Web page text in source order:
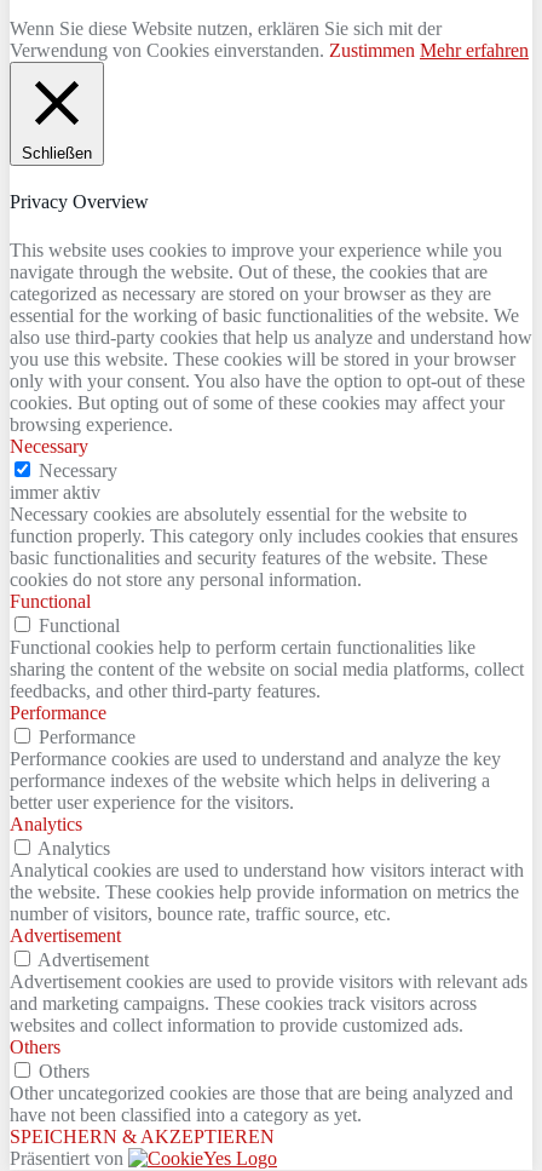
Wenn Sie diese Website nutzen, erklären Sie sich mit der
Verwendung von Cookies einverstanden. Zustimmen Mehr erfahren
Schließen
Privacy Overview
This website uses cookies to improve your experience while you
navigate through the website. Out of these, the cookies that are
categorized as necessary are stored on your browser as they are
essential for the working of basic functionalities of the website. We
also use third-party cookies that help us analyze and understand how
you use this website. These cookies will be stored in your browser
only with your consent. You also have the option to opt-out of these
cookies. But opting out of some of these cookies may affect your
browsing experience.
Necessary
Necessary
immer aktiv
Necessary cookies are absolutely essential for the website to
function properly. This category only includes cookies that ensures
basic functionalities and security features of the website. These
cookies do not store any personal information.
Functional
Functional
Functional cookies help to perform certain functionalities like
sharing the content of the website on social media platforms, collect
feedbacks, and other third-party features.
Performance
Performance
Performance cookies are used to understand and analyze the key
performance indexes of the website which helps in delivering a
better user experience for the visitors.
Analytics
Analytics
Analytical cookies are used to understand how visitors interact with
the website. These cookies help provide information on metrics the
number of visitors, bounce rate, traffic source, etc.
Advertisement
Advertisement
Advertisement cookies are used to provide visitors with relevant ads
and marketing campaigns. These cookies track visitors across
websites and collect information to provide customized ads.
Others
Others
Other uncategorized cookies are those that are being analyzed and
have not been classified into a category as yet.
SPEICHERN & AKZEPTIEREN
Präsentiert von